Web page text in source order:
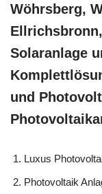
Wöhrsberg,
Solaranlage
und
Luxus
Photovoltaik